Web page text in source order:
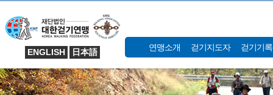
ENGLISH 日本語 연맹소개 걷기지도자 걷기기